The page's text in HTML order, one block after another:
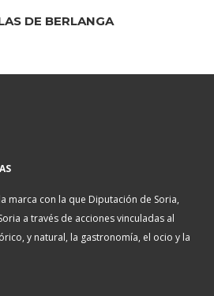
DE BERLANGA
marca con la que Diputación de Soria,
a través de acciones vinculadas al
y natural, la gastronomía, el ocio y la